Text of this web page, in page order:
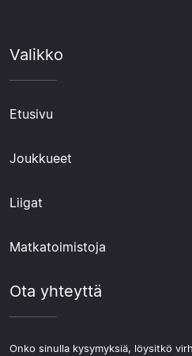
Valikko
Etusivu
Joukkueet
Liigat
Matkatoimistoja
Ota yhteyttä
Onko sinulla kysymyksiä, löysitkö